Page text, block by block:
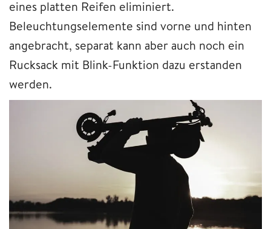
eines platten Reifen eliminiert.
Beleuchtungselemente sind vorne und hinten
angebracht, separat kann aber auch noch ein
Rucksack mit Blink-Funktion dazu erstanden
werden.